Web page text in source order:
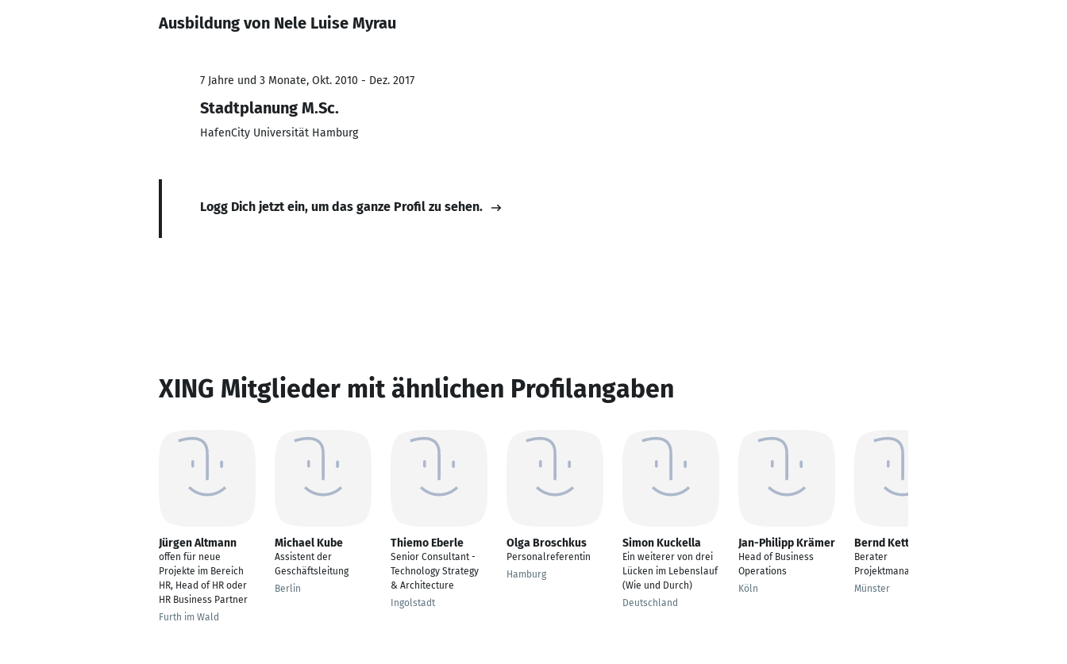
Ausbildung von Nele Luise Myrau
7 Jahre und 3 Monate, Okt. 2010 - Dez. 2017
Stadtplanung M.Sc.
HafenCity Universität Hamburg
Logg Dich jetzt ein, um das ganze Profil zu sehen.
XING Mitglieder mit ähnlichen Profilangaben
Jürgen Altmann
offen für neue
Projekte im Bereich
HR, Head of HR oder
HR Business Partner
Furth im Wald
Michael Kube
Assistent der
Geschäftsleitung
Berlin
Thiemo Eberle
Senior Consultant -
Technology Strategy
& Architecture
Ingolstadt
Olga Broschkus
Personalreferentin
Hamburg
Simon Kuckella
Ein weiterer von drei
Lücken im Lebenslauf
(Wie und Durch)
Deutschland
Jan-Philipp Krämer
Head of Business
Operations
Köln
Bernd Kettler
Berater
Projektmanagement
Münster